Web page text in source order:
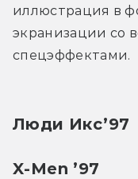
иллюстрация в
экранизации со
спецэффектами.
Люди Икс’97
X-Men ’97